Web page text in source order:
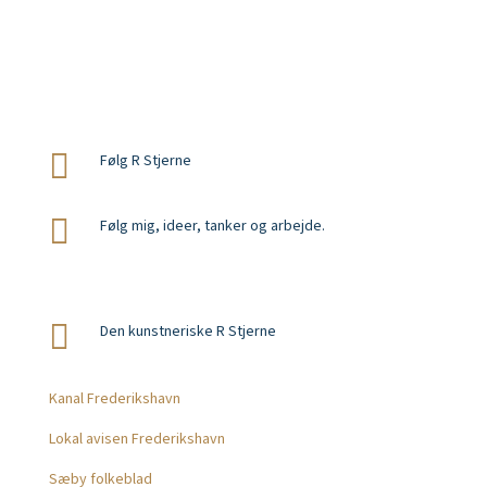
 Følg R Stjerne
 Følg mig, ideer, tanker og arbejde.
 Den kunstneriske R Stjerne
Kanal Frederikshavn
Lokal avisen Frederikshavn
Sæby folkeblad